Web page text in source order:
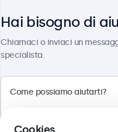
Monitor 27 Pollici
Articolo:27HD7M
100+ pezzi disponibili
Connessioni: HDMI, VGA,
Montaggio: scrivania,
Hai bisogno di
Chiamaci o inviaci un
specialista.